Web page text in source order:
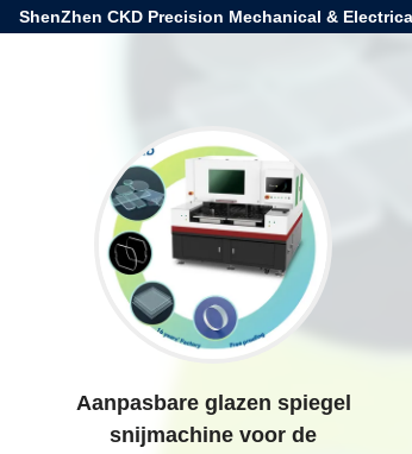
ShenZhen CKD Precision Mechanical &
Aanpasbare glazen spiegel
snijmachine voor de